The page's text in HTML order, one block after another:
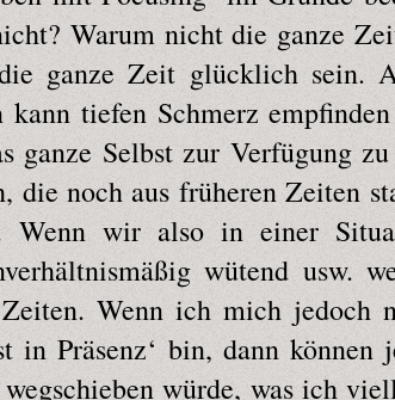
Warum nicht die ganze
ganze Zeit glücklich sein.
tiefen Schmerz
ganze Selbst zur Verfügung
die noch aus früheren Zeiten
Wenn wir also in einer
wütend usw.
Wenn ich mich jedoch
in Präsenz‘ bin, dann
würde, was ich